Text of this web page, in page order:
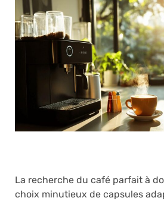
La recherche du café parfait à
choix minutieux de capsules